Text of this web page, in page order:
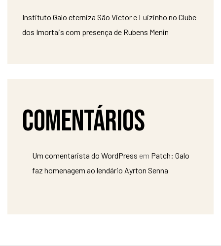
Instituto Galo eterniza São Victor e Luizinho no Clube
dos Imortais com presença de Rubens Menin
Comentários
Um comentarista do WordPress em Patch: Galo
faz homenagem ao lendário Ayrton Senna